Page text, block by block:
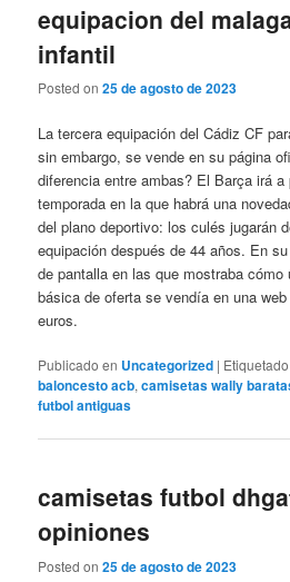
equipacion del
infantil
Posted on25 de agosto de 2023
La tercera equipación del Cádiz CF
sin embargo, se vende en su página
diferencia entre ambas? El Barça irá a
temporada en la que habrá una
del plano deportivo: los culés jugarán
equipación después de 44 años. En
de pantalla en las que mostraba
básica de oferta se vendía en una
euros.
Publicado en Uncategorized | Etiquetado
baloncesto acb,camisetas wally
futbol antiguas
camisetas futbol
opiniones
Posted on25 de agosto de 2023